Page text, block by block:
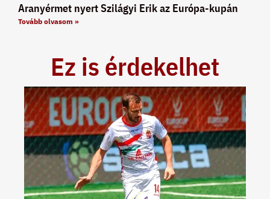
Aranyérmet nyert Szilágyi Erik az Európa-kupán
Tovább olvasom »
Ez is érdekelhet